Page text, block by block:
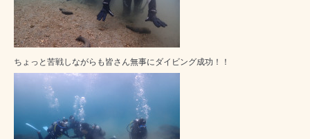
ちょっと苦戦しながらも皆さん無事にダイビング成功！！